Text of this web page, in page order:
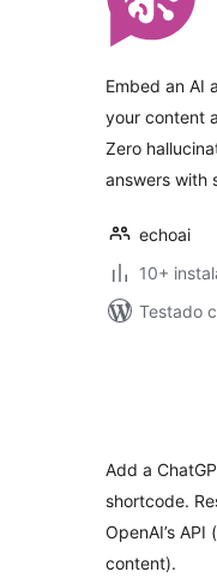
Embed an AI
your content
Zero
answers with
echoai
10+
Testado
Add a
shortcode.
OpenAI’s
content).